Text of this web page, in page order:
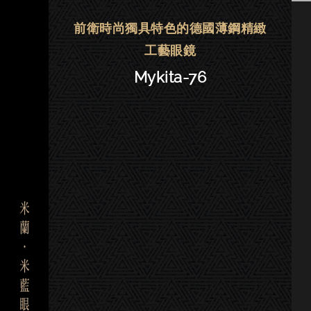
Mykita眼鏡 | 大安－Mykita-76
前衛時尚獨具特色的德國薄鋼精緻
工藝眼鏡
Mykita-76